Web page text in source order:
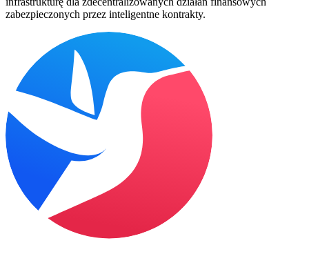
zabezpieczonych przez inteligentne kontrakty.